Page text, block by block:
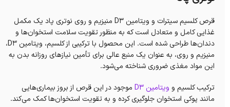
قرص کلسیم سیترات و ویتامین D3 منیزیم و روی نوتری پاد یک مکمل
غذایی کامل و متعادل است که به منظور تقویت سلامت استخوان‌ها و
دندان‌ها طراحی شده است. این محصول با ترکیبی از کلسیم، ویتامین D3،
منیزیم و روی، به عنوان یک منبع عالی برای تأمین نیازهای روزانه بدن به
این مواد مغذی ضروری شناخته می‌شود.
ترکیب کلسیم و ویتامین D3
موجود در این قرص از بروز بیماری‌هایی
مانند پوکی استخوان جلوگیری کرده و به تقویت استخوان‌ها کمک می‌کند.